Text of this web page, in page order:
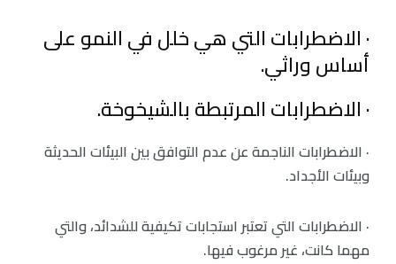
· الاضطرابات التي هي خلل في النمو على
أساس وراثي.
· الاضطرابات المرتبطة بالشيخوخة.
· الاضطرابات الناجمة عن عدم التوافق بين البيئات الحديثة
وبيئات الأجداد.
· الاضطرابات التي تعتبر استجابات تكيفية للشدائد، والتي
مهما كانت، غير مرغوب فيها.